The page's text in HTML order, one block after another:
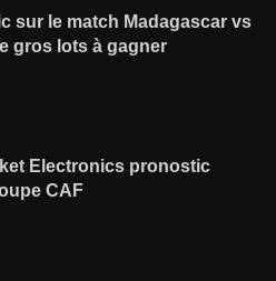
sur le match Madagascar vs
gros lots à gagner
Electronics pronostic
CAF